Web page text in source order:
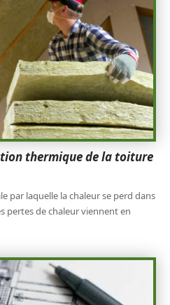
thermique de la toiture
par laquelle la chaleur se perd dans
pertes de chaleur viennent en